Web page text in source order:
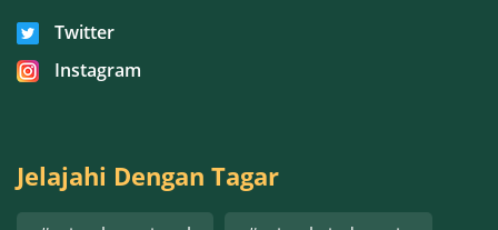
Twitter
Instagram
Jelajahi Dengan Tagar